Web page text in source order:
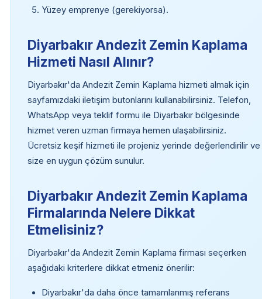
Yüzey emprenye (gerekiyorsa).
Diyarbakır Andezit Zemin Kaplama
Hizmeti Nasıl Alınır?
Diyarbakır'da Andezit Zemin Kaplama hizmeti almak için
sayfamızdaki iletişim butonlarını kullanabilirsiniz. Telefon,
WhatsApp veya teklif formu ile Diyarbakır bölgesinde
hizmet veren uzman firmaya hemen ulaşabilirsiniz.
Ücretsiz keşif hizmeti ile projeniz yerinde değerlendirilir ve
size en uygun çözüm sunulur.
Diyarbakır Andezit Zemin Kaplama
Firmalarında Nelere Dikkat
Etmelisiniz?
Diyarbakır'da Andezit Zemin Kaplama firması seçerken
aşağıdaki kriterlere dikkat etmeniz önerilir:
Diyarbakır'da daha önce tamamlanmış referans